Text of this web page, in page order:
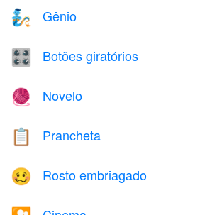
🧞 Gênio
🎛️ Botões giratórios
🧶 Novelo
📋 Prancheta
🥴 Rosto embriagado